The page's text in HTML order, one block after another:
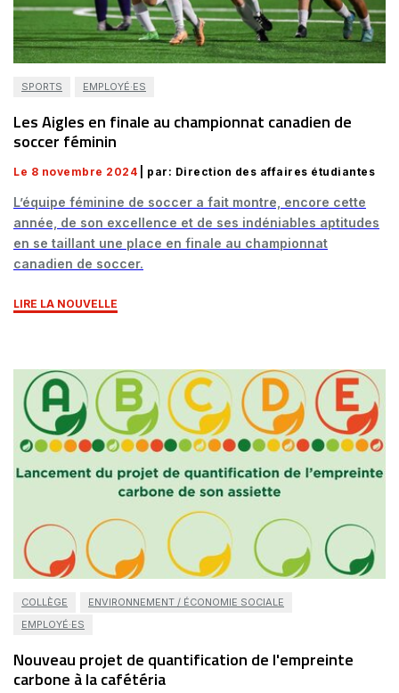
SPORTS EMPLOYÉ·ES
Les Aigles en finale au championnat canadien de
soccer féminin
Le 8 novembre 2024 | par: Direction des affaires étudiantes
L’équipe féminine de soccer a fait montre, encore cette
année, de son excellence et de ses indéniables aptitudes
en se taillant une place en finale au championnat
canadien de soccer.
LIRE LA NOUVELLE
COLLÈGE
ENVIRONNEMENT / ÉCONOMIE SOCIALE
EMPLOYÉ·ES
Nouveau projet de quantification de l'empreinte
carbone à la cafétéria